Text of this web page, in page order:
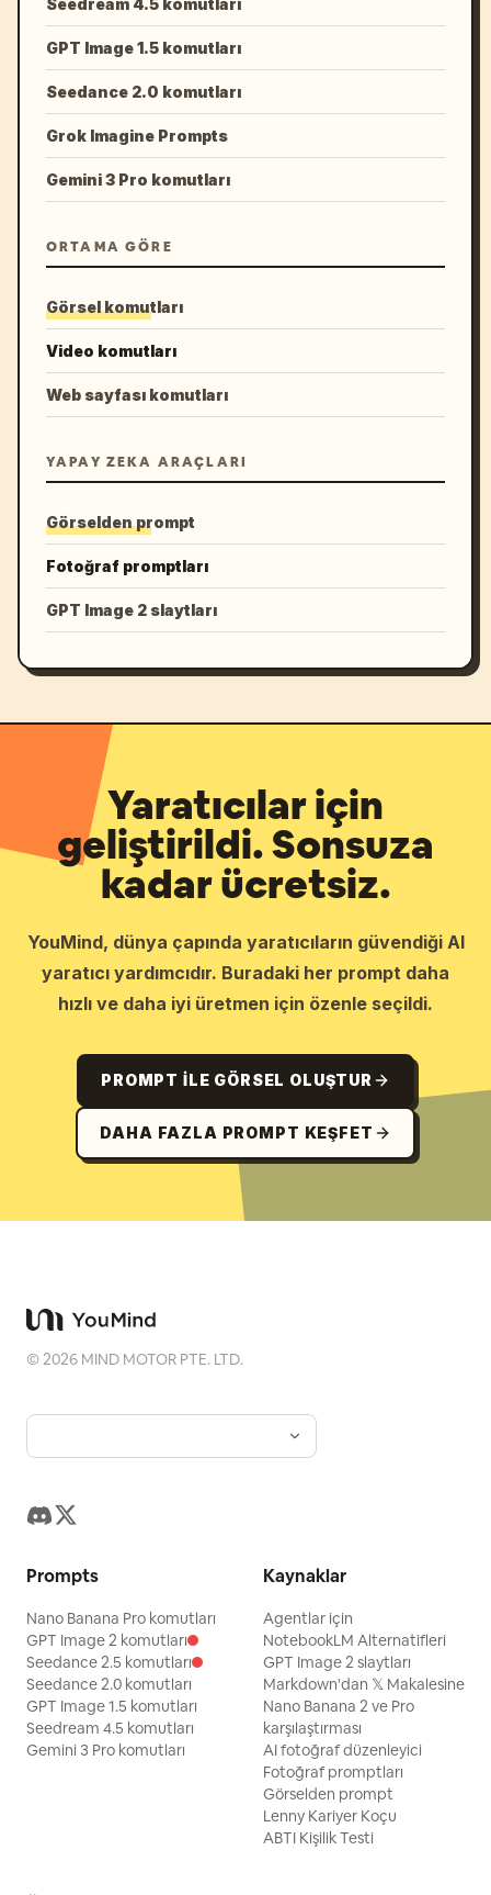
Seedream 4.5 komutları
GPT Image 1.5 komutları
Seedance 2.0 komutları
Grok Imagine Prompts
Gemini 3 Pro komutları
ORTAMA GÖRE
Görsel komutları
Video komutları
Web sayfası komutları
YAPAY ZEKA ARAÇLARI
Görselden prompt
Fotoğraf promptları
GPT Image 2 slaytları
Yaratıcılar için
geliştirildi. Sonsuza
kadar ücretsiz.
YouMind, dünya çapında yaratıcıların güvendiği AI
yaratıcı yardımcıdır. Buradaki her prompt daha
hızlı ve daha iyi üretmen için özenle seçildi.
PROMPT ILE GÖRSEL OLUŞTUR
DAHA FAZLA PROMPT KEŞFET
©2026 MIND MOTOR PTE. LTD.
Prompts
Nano Banana Pro komutları
GPT Image 2 komutları
Seedance 2.5 komutları
Seedance 2.0 komutları
GPT Image 1.5 komutları
Seedream 4.5 komutları
Gemini 3 Pro komutları
Kaynaklar
Agentlar için
NotebookLM Alternatifleri
GPT Image 2 slaytları
Markdown'dan 𝕏 Makalesine
Nano Banana 2 ve Pro
karşılaştırması
AI fotoğraf düzenleyici
Fotoğraf promptları
Görselden prompt
Lenny Kariyer Koçu
ABTI Kişilik Testi